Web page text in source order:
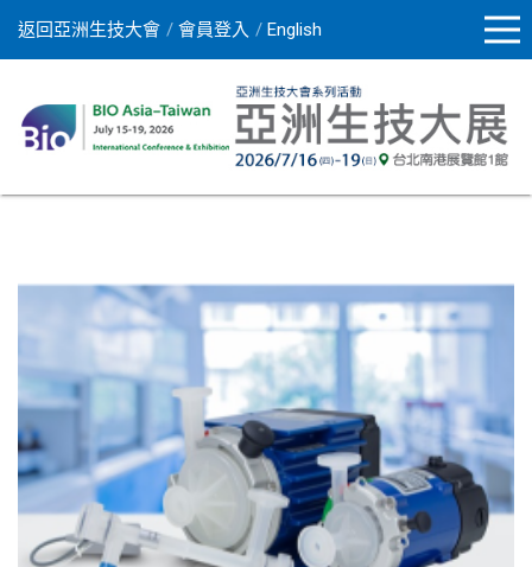
返回亞洲生技大會 會員登入 English